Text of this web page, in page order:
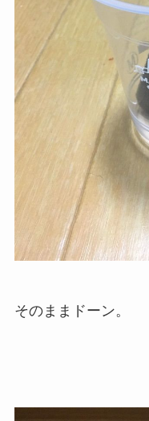
そのままドーン。